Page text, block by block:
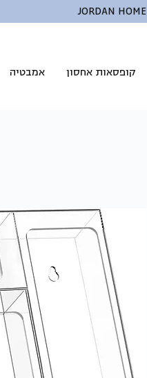
JORDAN HOME
קופסאות אחסון אמבטיה